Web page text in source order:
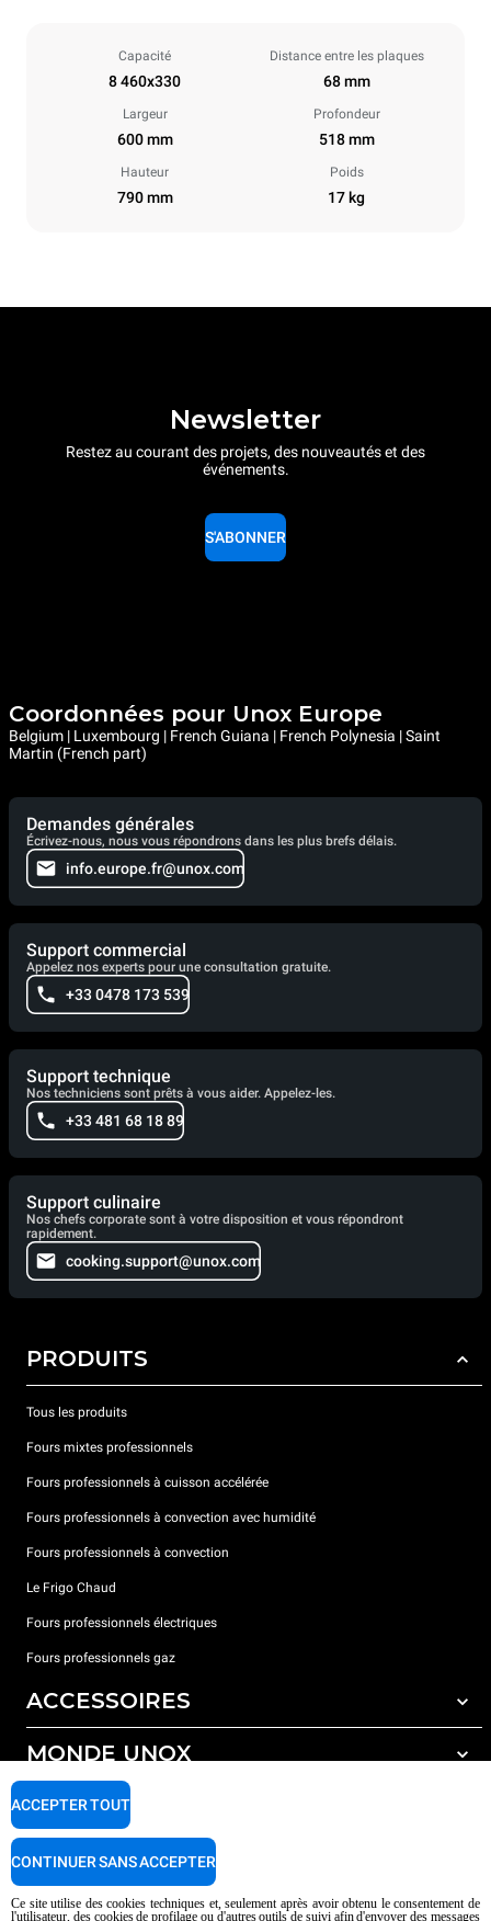
Capacité
8 460x330
Distance entre les plaques
68 mm
Largeur
600 mm
Profondeur
518 mm
Hauteur
790 mm
Poids
17 kg
Newsletter
Restez au courant des projets, des nouveautés et des
événements.
S'ABONNER
Coordonnées pour Unox Europe
Belgium | Luxembourg | French Guiana | French Polynesia | Saint
Martin (French part)
Demandes générales
Écrivez-nous, nous vous répondrons dans les plus brefs délais.
info.europe.fr@unox.com
Support commercial
Appelez nos experts pour une consultation gratuite.
+33 0478 173 539
Support technique
Nos techniciens sont prêts à vous aider. Appelez-les.
+33 481 68 18 89
Support culinaire
Nos chefs corporate sont à votre disposition et vous répondront
rapidement.
cooking.support@unox.com
PRODUITS
Tous les produits
Fours mixtes professionnels
Fours professionnels à cuisson accélérée
Fours professionnels à convection avec humidité
Fours professionnels à convection
Le Frigo Chaud
Fours professionnels électriques
Fours professionnels gaz
ACCESSOIRES
Tous les accessoires
Détergents pour lavage automatique
Détergents pour lavage manuel
Traitement de l'eau avec filtres à résine
MONDE UNOX
Nos bureaux dans le monde
SUPPORT
Garantie Unox
Ce site utilise des cookies techniques et, seulement après avoir obtenu le consentement de
l'utilisateur, des cookies de profilage ou d'autres outils de suivi afin d'envoyer des messages
ACCEPTER TOUT
CONTINUER SANS ACCEPTER